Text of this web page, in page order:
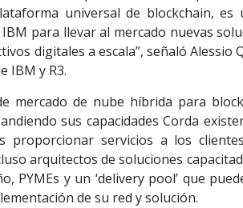
universal de blockchain,
para llevar al mercado nuevas
digitales a escala”, señaló Alessio
IBM y R3.
mercado de nube híbrida para
sus capacidades Corda
proporcionar servicios a los
arquitectos de soluciones
PYMEs y un ‘delivery pool’ que
de su red y solución.